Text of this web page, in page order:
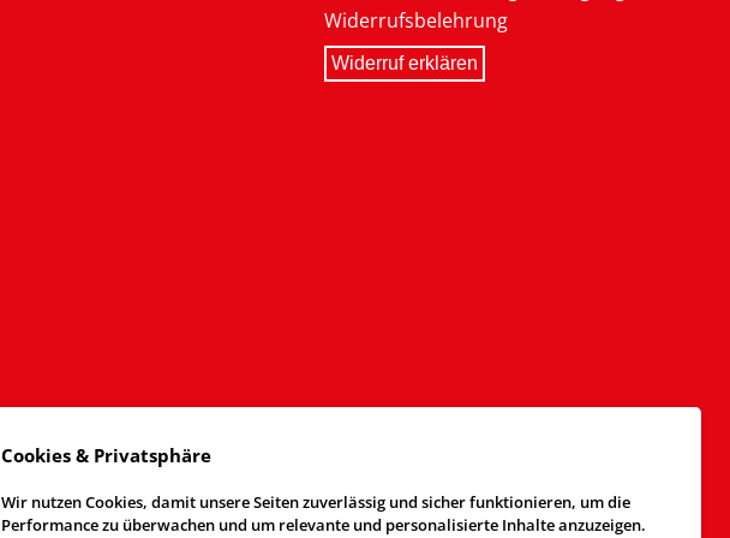
Widerrufsbelehrung
Widerruf erklären
Cookies & Privatsphäre
Wir nutzen Cookies, damit unsere Seiten zuverlässig und sicher funktionieren, um die
Performance zu überwachen und um relevante und personalisierte Inhalte anzuzeigen.